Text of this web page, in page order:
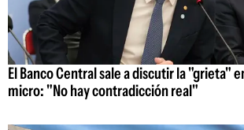
El Banco Central sale a discutir la "grieta"
micro: "No hay contradicción real"